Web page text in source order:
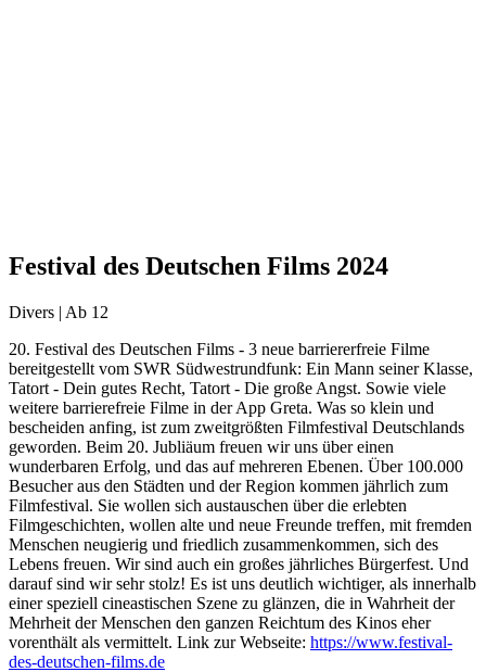
Festival des Deutschen Films 2024
Divers | Ab 12
20. Festival des Deutschen Films - 3 neue barriererfreie Filme
bereitgestellt vom SWR Südwestrundfunk: Ein Mann seiner Klasse,
Tatort - Dein gutes Recht, Tatort - Die große Angst. Sowie viele
weitere barrierefreie Filme in der App Greta. Was so klein und
bescheiden anfing, ist zum zweitgrößten Filmfestival Deutschlands
geworden. Beim 20. Jubliäum freuen wir uns über einen
wunderbaren Erfolg, und das auf mehreren Ebenen. Über 100.000
Besucher aus den Städten und der Region kommen jährlich zum
Filmfestival. Sie wollen sich austauschen über die erlebten
Filmgeschichten, wollen alte und neue Freunde treffen, mit fremden
Menschen neugierig und friedlich zusammenkommen, sich des
Lebens freuen. Wir sind auch ein großes jährliches Bürgerfest. Und
darauf sind wir sehr stolz! Es ist uns deutlich wichtiger, als innerhalb
einer speziell cineastischen Szene zu glänzen, die in Wahrheit der
Mehrheit der Menschen den ganzen Reichtum des Kinos eher
vorenthält als vermittelt. Link zur Webseite: https://www.festival-
des-deutschen-films.de